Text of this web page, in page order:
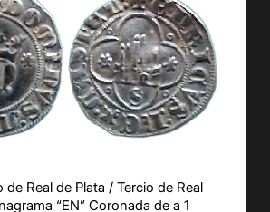
de Real de Plata / Tercio de Real
“EN” Coronada de a 1